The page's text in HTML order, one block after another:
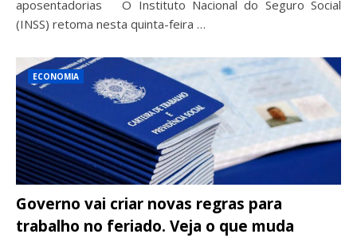
aposentadorias O Instituto Nacional do Seguro Social
(INSS) retoma nesta quinta-feira …
ECONOMIA
Governo vai criar novas regras para
trabalho no feriado. Veja o que muda